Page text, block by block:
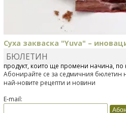
Суха закваска "Yuva" –
Отскоро Лесафр България стартира
продукт, който ще промени начина, по
БЮЛЕТИН
Абонирайте се за седмичния бюлетин
най-новите рецепти и новини
E-mail: